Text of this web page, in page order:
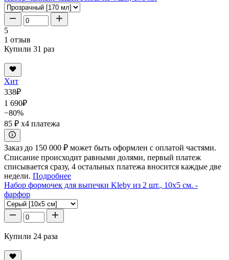
5
1 отзыв
Купили 31 раз
Хит
338₽
1 690₽
−80%
85 ₽ x4 платежа
Заказ до 150 000 ₽ может быть оформлен с оплатой частями.
Списание происходит равными долями, первый платеж
списывается сразу, 4 остальных платежа вносится каждые две
недели. Подробнее
Набор формочек для выпечки Kleby из 2 шт., 10x5 см. -
фарфор
Купили 24 раза